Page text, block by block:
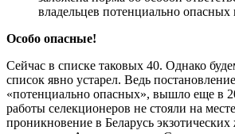
владельцев потенциально опасных
Особо опасные!
Сейчас в списке таковых 40. Однако
список явно устарел. Ведь
«потенциально опасных», вышло еще в
работы селекционеров не стояли на
проникновение в Беларусь